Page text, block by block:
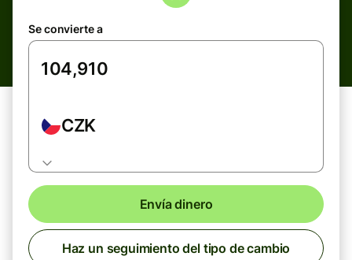
Se convierte a
CZK
Envía dinero
Haz un seguimiento del tipo de cambio